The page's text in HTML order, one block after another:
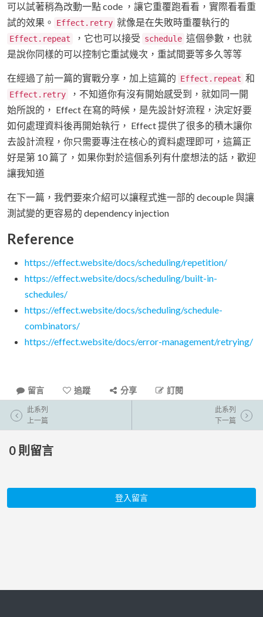
可以試著稍為改動一點 code ，讓它重覆跑看看，實際看看重
試的效果。
Effect.retry 就像是在失敗時重覆執行的
Effect.repeat ，它也可以接受 schedule 這個參數，也就
是說你同樣的可以控制它重試幾次，重試間要等多久等等
在經過了前一篇的實戰分享，加上這篇的 Effect.repeat 和
Effect.retry
，不知道你有沒有開始感受到，就如同一開
始所說的， Effect 在寫的時候，是先設計好流程，決定好要
如何處理資料後再開始執行， Effect 提供了很多的積木讓你
去設計流程，你只需要專注在核心的資料處理即可，這篇正
好是第 10 篇了，如果你對於這個系列有什麼想法的話，歡迎
讓我知道
在下一篇，我們要來介紹可以讓程式進一部的 decouple 與讓
測試變的更容易的 dependency injection
Reference
https://effect.website/docs/scheduling/repetition/
https://effect.website/docs/scheduling/built-in-
schedules/
https://effect.website/docs/scheduling/schedule-
combinators/
https://effect.website/docs/error-management/retrying/
留言 追蹤 分享 訂閱
此系列
上一篇
此系列
下一篇
0 則留言
登入留言